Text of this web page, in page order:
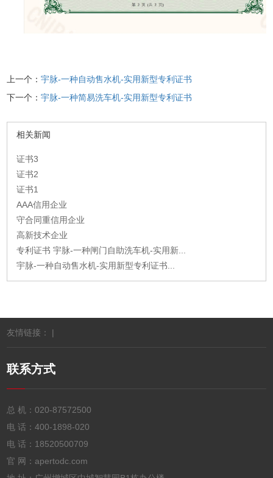
上一个：宇脉-一种自动售水机-实用新型专利证书
下一个：宇脉-一种简易洗车机-实用新型专利证书
相关新闻
证书3
证书2
证书1
AAA信用企业
守合同重信用企业
高新技术企业
专利证书 宇脉-一种闸门自助洗车机-实用新...
宇脉-一种自动售水机-实用新型专利证书...
友情链接： |
联系方式
总 机：020-87572500
电 话：400-1898-020
电 话： 18520500709
官 网：apertodc.com